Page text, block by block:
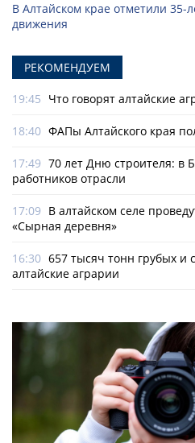
В Алтайском крае отметили 35-
движения
РЕКОМЕНДУЕМ
19:45 Что говорят алтайские
18:40 ФАПы Алтайского края
17:49 70 лет Дню строителя: в
работников отрасли
17:09 В алтайском селе
«Сырная деревня»
16:30 657 тысяч тонн грубых и
алтайские аграрии